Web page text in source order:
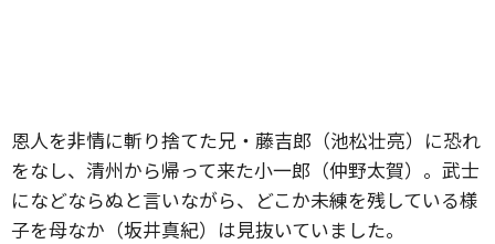
恩人を非情に斬り捨てた兄・藤吉郎（池松壮亮）に恐れ
をなし、清州から帰って来た小一郎（仲野太賀）。武士
になどならぬと言いながら、どこか未練を残している様
子を母なか（坂井真紀）は見抜いていました。